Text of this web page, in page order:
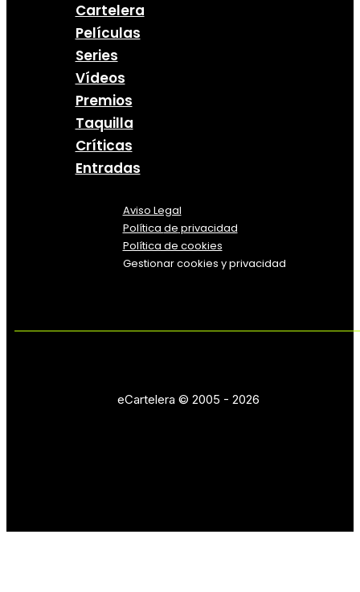
Cartelera
Películas
Series
Vídeos
Premios
Taquilla
Críticas
Entradas
Aviso Legal
Política de privacidad
Política de cookies
Gestionar cookies y privacidad
eCartelera © 2005 - 2026